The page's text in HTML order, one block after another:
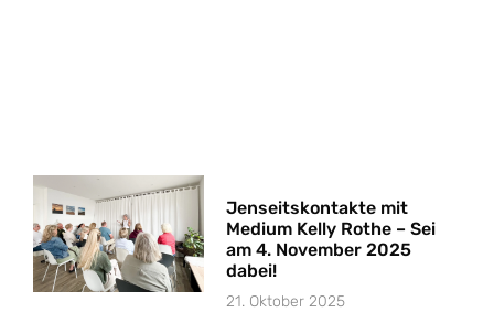
Jenseitskontakte mit
Medium Kelly Rothe – Sei
am 4. November 2025
dabei!
21. Oktober 2025